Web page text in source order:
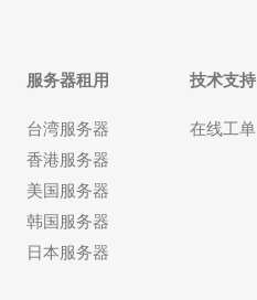
服务器租用
台湾服务器
香港服务器
美国服务器
韩国服务器
日本服务器
技术支持
在线工单